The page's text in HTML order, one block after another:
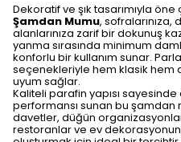
Dekoratif ve şık tasarımıyla öne
Şamdan Mumu,
alanlarınıza zarif bir dokunuş
yanma sırasında minimum
konforlu bir kullanım sunar.
seçenekleriyle hem klasik
uyum sağlar.
Kaliteli parafin yapısı
performansı sunan bu şamdan
davetler, düğün
restoranlar ve ev